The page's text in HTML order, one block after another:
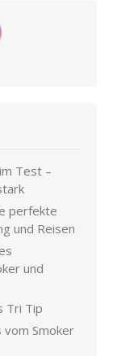
Test –
perfekte
und Reisen
und
Tri Tip
vom Smoker